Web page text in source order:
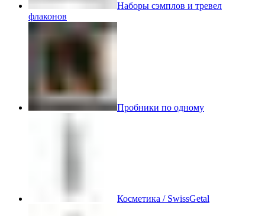
Наборы сэмплов и тревел
флаконов
Пробники по одному
Косметика / SwissGetal